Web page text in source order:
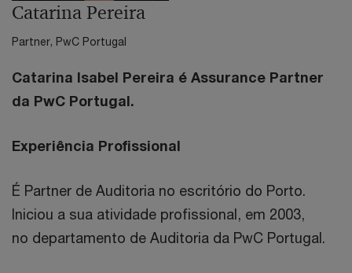
Catarina Pereira
Partner, PwC Portugal
Catarina Isabel Pereira é Assurance Partner
da PwC Portugal.
Experiência Profissional
É Partner de Auditoria no escritório do Porto.
Iniciou a sua atividade profissional, em 2003,
no departamento de Auditoria da PwC Portugal.